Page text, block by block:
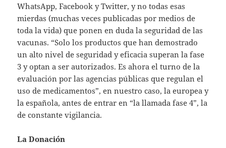
WhatsApp, Facebook y Twitter, y no todas esas
mierdas (muchas veces publicadas por medios de
toda la vida) que ponen en duda la seguridad de las
vacunas. “Solo los productos que han demostrado
un alto nivel de seguridad y eficacia superan la fase
3 y optan a ser autorizados. Es ahora el turno de la
evaluación por las agencias públicas que regulan el
uso de medicamentos”, en nuestro caso, la europea y
la española, antes de entrar en “la llamada fase 4”, la
de constante vigilancia.
La Donación